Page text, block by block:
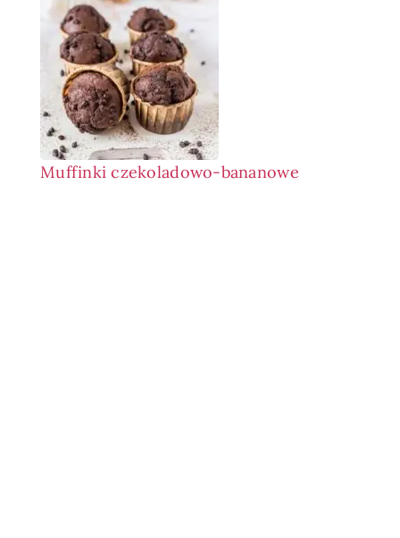
Muffinki czekoladowo-bananowe